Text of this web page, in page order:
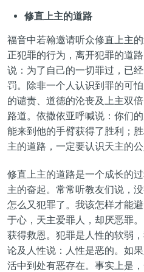
修直上主的道路
福音中若翰邀请听众修直上主
正犯罪的行为，离开犯罪的道
说：为了自己的一切罪过，已
罚。除非一个人认识到罪的可
的谴责、道德的沦丧及上主双
路道。依撒依亚呼喊说：你们
能来到他的手臂获得了胜利；
主的道路，一定要认识天主的公
修直上主的道路是一个成长的
主的奋起。常常听教友们说，
怎么又犯罪了。我该怎样才能
于心，天主爱罪人，却厌恶罪
获得救恩。犯罪是人性的软弱
论及人性说：人性是恶的。如
活中到处有恶存在。事实上是